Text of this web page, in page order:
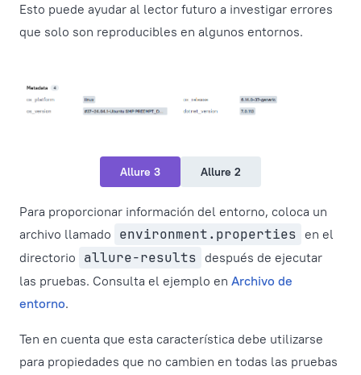
Esto puede ayudar al lector futuro a investigar errores
que solo son reproducibles en algunos entornos.
Allure 3 Allure 2
Para proporcionar información del entorno, coloca un
archivo llamado environment.properties en el
directorio allure-results después de ejecutar
las pruebas. Consulta el ejemplo en Archivo de
entorno.
Ten en cuenta que esta característica debe utilizarse
para propiedades que no cambien en todas las pruebas